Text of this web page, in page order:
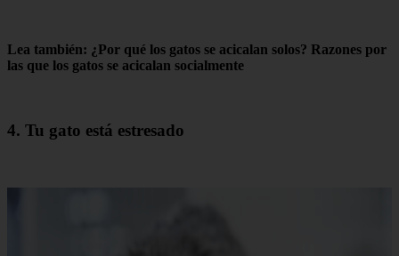
Lea también: ¿Por qué los gatos se acicalan solos? Razones por
las que los gatos se acicalan socialmente
4. Tu gato está estresado